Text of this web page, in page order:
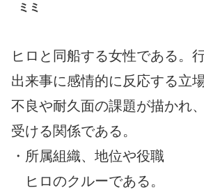
ミミ
ヒロと同船する女性である。
出来事に感情的に反応する立
不良や耐久面の課題が描かれ
受ける関係である。
・所属組織、地位や役職
ヒロのクルーである。